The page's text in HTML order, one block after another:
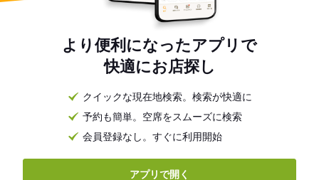
より便利になったアプリで
快適にお店探し
クイックな現在地検索。検索が快適に
予約も簡単。空席をスムーズに検索
会員登録なし。すぐに利用開始
アプリで開く